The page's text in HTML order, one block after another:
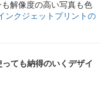
解像度の高い写真も色
ンクジェットプリントの
ても納得のいくデザイ